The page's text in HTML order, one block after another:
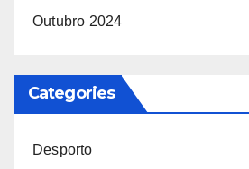
Outubro 2024
Categories
Desporto